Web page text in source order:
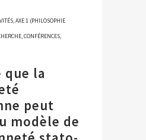
,AXE 1 (PHILOSOPHIE
,CONFÉRENCES,
que la
peut
modèle de